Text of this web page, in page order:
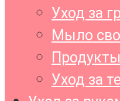
Уход за
Мыло
Уход за